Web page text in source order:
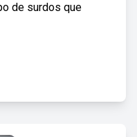
de surdos que